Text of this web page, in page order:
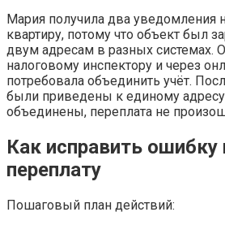
Мария получила два уведомления
квартиру, потому что объект был
двум адресам в разных системах.
налоговому инспектору и через
потребовала объединить учёт.
были приведены к единому адресу
объединены, переплата не
Как исправить ошибку
переплату
Пошаговый план действий: